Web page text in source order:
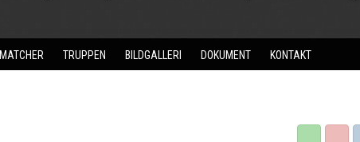
MATCHER TRUPPEN BILDGALLERI DOKUMENT KONTAKT